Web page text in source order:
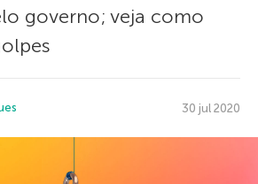
governo; veja como
30 jul 2020